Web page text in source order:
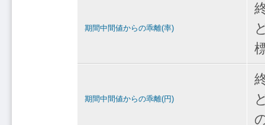
期間中間値からの乖離(率)
期間中間値からの乖離(円)